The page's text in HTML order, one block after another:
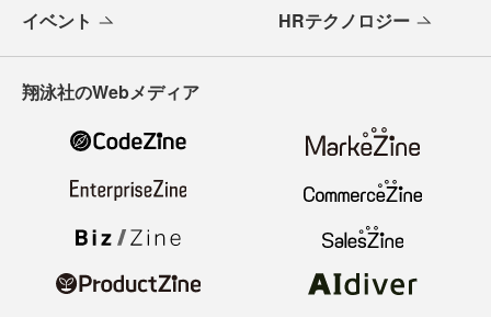
イベント HRテクノロジー
翔泳社のWebメディア